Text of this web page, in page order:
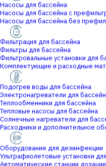
Насосы для бассейна
Насосы для бассейна с
Насосы для бассейна без
Фильтрация для бассейна
Фильтры для бассейна
Фильтровальные установки для
Комплектующие и расходные
Подогрев воды для бассейна
Электронагреватели для
Теплообменники для бассейна
Тепловые насосы для бассейна
Солнечные нагреватели для
Расходники и дополнительное
Оборудование для дезинфекции
Ультрафиолетовые установки
Автоматические станции дозации